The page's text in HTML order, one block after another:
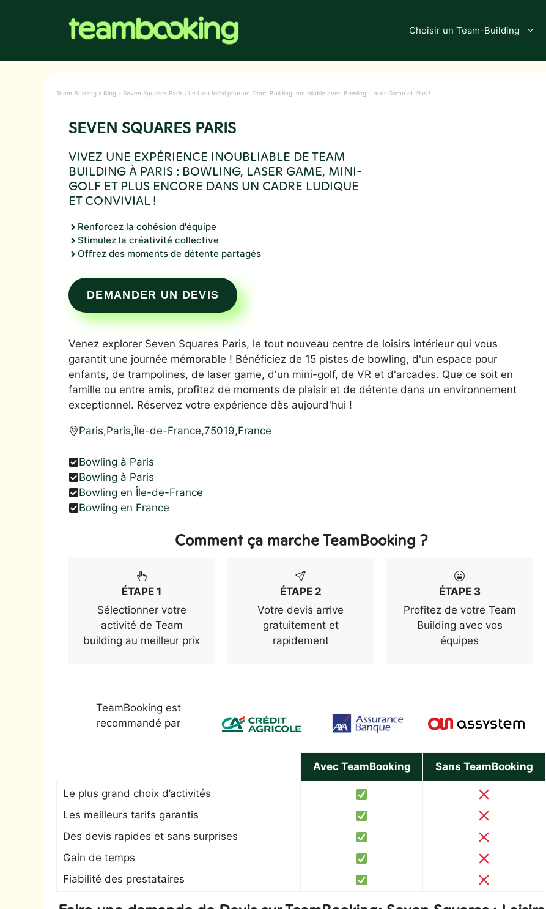
Choisir un Team-Building
Team Building » Blog » Seven Squares Paris : Le Lieu Idéal pour un Team Building Inoubliable avec Bowling, Laser Game et Plus !
SEVEN SQUARES PARIS
VIVEZ UNE EXPÉRIENCE INOUBLIABLE DE TEAM
BUILDING À PARIS : BOWLING, LASER GAME, MINI-
GOLF ET PLUS ENCORE DANS UN CADRE LUDIQUE
ET CONVIVIAL !
Renforcez la cohésion d'équipe
Stimulez la créativité collective
Offrez des moments de détente partagés
DEMANDER UN DEVIS
Venez explorer Seven Squares Paris, le tout nouveau centre de loisirs intérieur qui vous
garantit une journée mémorable ! Bénéficiez de 15 pistes de bowling, d'un espace pour
enfants, de trampolines, de laser game, d'un mini-golf, de VR et d'arcades. Que ce soit en
famille ou entre amis, profitez de moments de plaisir et de détente dans un environnement
exceptionnel. Réservez votre expérience dès aujourd'hui !
Paris,Paris,Île-de-France,75019,France
Bowling à Paris
Bowling à Paris
Bowling en Île-de-France
Bowling en France
Comment ça marche TeamBooking ?
ÉTAPE 1
Sélectionner votre
activité de Team
building au meilleur prix
ÉTAPE 2
Votre devis arrive
gratuitement et
rapidement
ÉTAPE 3
Profitez de votre Team
Building avec vos
équipes
TeamBooking est
recommandé par
Avec TeamBooking Sans TeamBooking
Le plus grand choix d’activités
Les meilleurs tarifs garantis
Des devis rapides et sans surprises
Gain de temps
Fiabilité des prestataires